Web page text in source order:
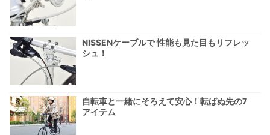
NISSENケーブルで 性能も見た目もリフレッ
シュ！
自転車と一緒にそろえて安心！転ばぬ先の7
アイテム